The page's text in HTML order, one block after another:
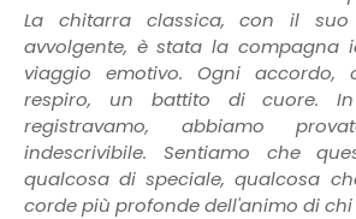
La chitarra classica, con il
avvolgente, è stata la compagna
viaggio emotivo. Ogni
respiro, un battito di cuore.
registravamo, abbiamo
indescrivibile. Sentiamo che
qualcosa di speciale, qualcosa
corde più profonde dell'animo di chi